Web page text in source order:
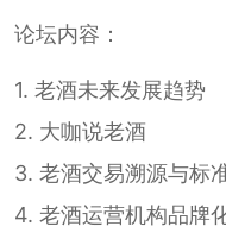
论坛内容：
1. 老酒未来发展趋势
2. 大咖说老酒
3. 老酒交易溯源与标
4. 老酒运营机构品牌